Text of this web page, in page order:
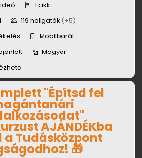
1 cikk
119 hallgatók (+5)
Mobilbarát
Magyar
"Építsd fel
AJÁNDÉKba
a Tudásközpont
🎁